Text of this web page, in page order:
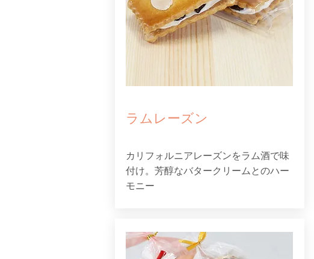
ラムレーズン
カリフォルニアレーズンをラム酒で味
付け。芳醇なバタークリームとのハー
モニー